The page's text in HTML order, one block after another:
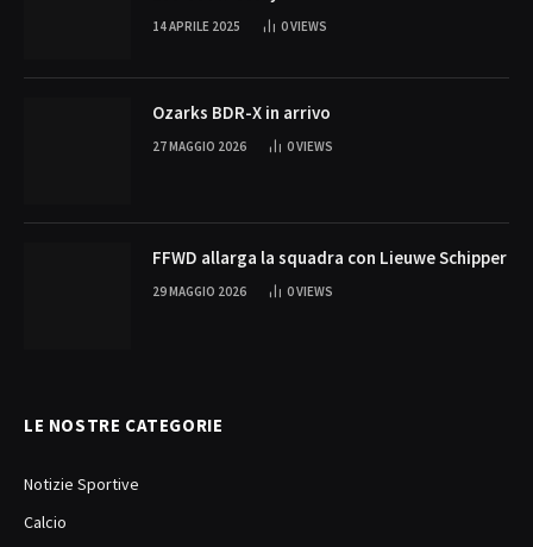
14 APRILE 2025 0VIEWS
Ozarks BDR-X in arrivo
27 MAGGIO 2026 0VIEWS
FFWD allarga la squadra con Lieuwe Schipper
29 MAGGIO 2026 0VIEWS
LE NOSTRE CATEGORIE
Notizie Sportive
Calcio